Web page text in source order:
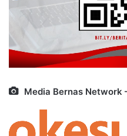
Media Bernas